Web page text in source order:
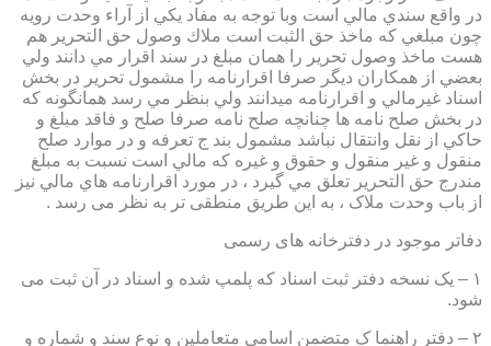
در واقع سندي مالي است وبا توجه به مفاد يكي از آراء وحدت رويه
چون مبلغي كه ماخذ حق الثبت است ملاك وصول حق التحرير هم
هست ماخذ وصول تحرير را همان مبلغ در سند اقرار مي دانند ولي
بعضي از همكاران ديگر صرفا اقرارنامه را مشمول تحرير در بخش
اسناد غيرمالي و اقرارنامه ميدانند ولي بنظر مي رسد همانگونه كه
در بخش صلح نامه ها چنانچه صلح نامه صرفا صلح و فاقد مبلغ و
حاكي از نقل وانتقال نباشد مشمول بند ج تعرفه و در موارد صلح
منقول و غير منقول و حقوق و غيره كه مالي است نسبت به مبلغ
مندرج حق التحرير تعلق مي گيرد ، در مورد اقرارنامه هاي مالي نيز
از باب وحدت ملاک ، به این طریق منطقی تر به نظر می رسد .
دفاتر موجود در دفترخانه های رسمی
۱ – یک نسخه دفتر ثبت اسناد که پلمپ شده و اسناد در آن ثبت می
شود.
۲ – دفتر راهنما ک متضمن اسامی متعاملین و نوع سند و شماره و